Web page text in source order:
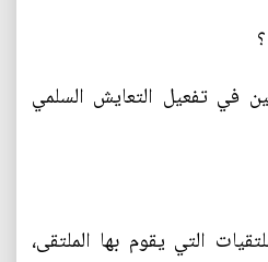
في تفعيل التعايش السلمي
التي يقوم بها الملتقى،